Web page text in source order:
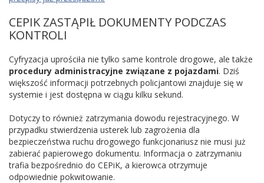
CEPIK ZASTĄPIŁ DOKUMENTY PODCZAS
KONTROLI
Cyfryzacja uprościła nie tylko same kontrole drogowe, ale także
procedury administracyjne związane z pojazdami. Dziś
większość informacji potrzebnych policjantowi znajduje się w
systemie i jest dostępna w ciągu kilku sekund.
Dotyczy to również zatrzymania dowodu rejestracyjnego. W
przypadku stwierdzenia usterek lub zagrożenia dla
bezpieczeństwa ruchu drogowego funkcjonariusz nie musi już
zabierać papierowego dokumentu. Informacja o zatrzymaniu
trafia bezpośrednio do CEPiK, a kierowca otrzymuje
odpowiednie pokwitowanie.